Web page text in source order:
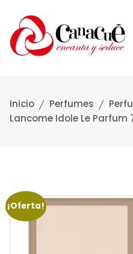
Inicio Perfumes
Lancome Idole Le Parfum
¡Oferta!